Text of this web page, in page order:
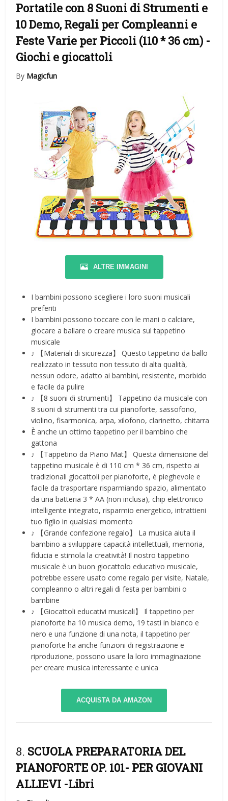
Portatile con 8 Suoni di Strumenti e
10 Demo, Regali per Compleanni e
Feste Varie per Piccoli (110 * 36 cm) -
Giochi e giocattoli
By Magicfun
ALTRE IMMAGINI
I bambini possono scegliere i loro suoni musicali
preferiti
I bambini possono toccare con le mani o calciare,
giocare a ballare o creare musica sul tappetino
musicale
♪ 【Materiali di sicurezza】 Questo tappetino da ballo
realizzato in tessuto non tessuto di alta qualità,
nessun odore, adatto ai bambini, resistente, morbido
e facile da pulire
♪ 【8 suoni di strumenti】 Tappetino da musicale con
8 suoni di strumenti tra cui pianoforte, sassofono,
violino, fisarmonica, arpa, xilofono, clarinetto, chitarra
È anche un ottimo tappetino per il bambino che
gattona
♪ 【Tappetino da Piano Mat】 Questa dimensione del
tappetino musicale è di 110 cm * 36 cm, rispetto ai
tradizionali giocattoli per pianoforte, è pieghevole e
facile da trasportare risparmiando spazio, alimentato
da una batteria 3 * AA (non inclusa), chip elettronico
intelligente integrato, risparmio energetico, intrattieni
tuo figlio in qualsiasi momento
♪ 【Grande confezione regalo】 La musica aiuta il
bambino a sviluppare capacità intellettuali, memoria,
fiducia e stimola la creatività! Il nostro tappetino
musicale è un buon giocattolo educativo musicale,
potrebbe essere usato come regalo per visite, Natale,
compleanno o altri regali di festa per bambini o
bambine
♪ 【Giocattoli educativi musicali】 Il tappetino per
pianoforte ha 10 musica demo, 19 tasti in bianco e
nero e una funzione di una nota, il tappetino per
pianoforte ha anche funzioni di registrazione e
riproduzione, possono usare la loro immaginazione
per creare musica interessante e unica
ACQUISTA DA AMAZON
8. SCUOLA PREPARATORIA DEL
PIANOFORTE OP. 101- PER GIOVANI
ALLIEVI -Libri